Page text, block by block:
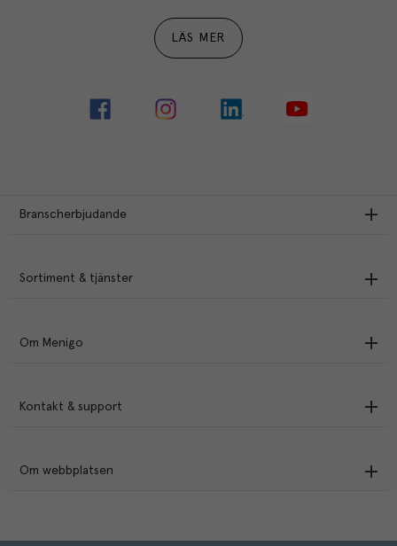
LÄS MER
Branscherbjudande
Sortiment & tjänster
Om Menigo
Kontakt & support
Om webbplatsen